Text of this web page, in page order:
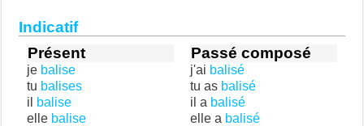
Indicatif
Présent
je balise
tu balises
il
balise
elle balise
Passé composé
j'ai balisé
tu as balisé
il a balisé
elle a balisé